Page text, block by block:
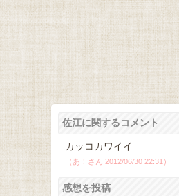
佐江に関するコメント
カッコカワイイ
（あ！さん 2012/06/30 22:31）
感想を投稿